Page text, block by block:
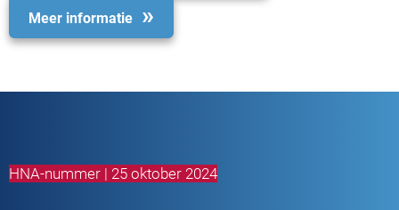
Meer informatie
HNA-nummer | 25 oktober 2024